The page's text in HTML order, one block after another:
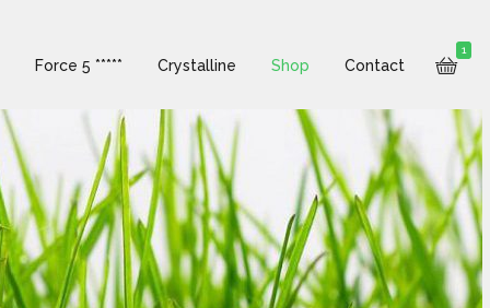
Force 5 ***** Crystalline Shop Contact
1